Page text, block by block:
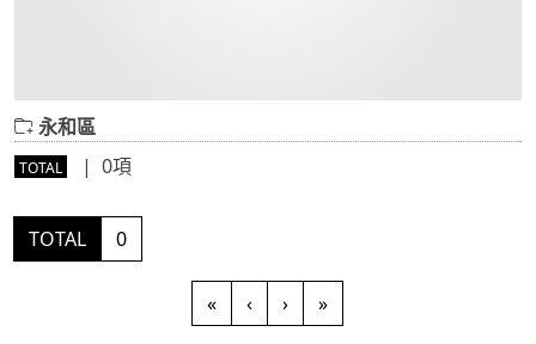
永和區
TOTAL | 0項
TOTAL 0
« ‹ › »